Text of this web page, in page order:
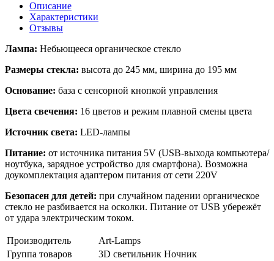
Описание
Характеристики
Отзывы
Лампа: Небьющееся органическое стекло
Размеры стекла: высота до 245 мм, ширина до 195 мм
Основание: база с сенсорной кнопкой управления
Цвета свечения: 16 цветов и режим плавной смены цвета
Источник света: LED-лампы
Питание: от источника питания 5V (USB-выхода компьютера/
ноутбука, зарядное устройство для смартфона). Возможна
доукомплектация адаптером питания от сети 220V
Безопасен для детей: при случайном падении органическое
стекло не разбивается на осколки. Питание от USB убережёт
от удара электрическим током.
Производитель
Art-Lamps
Группа товаров
3D светильник Ночник